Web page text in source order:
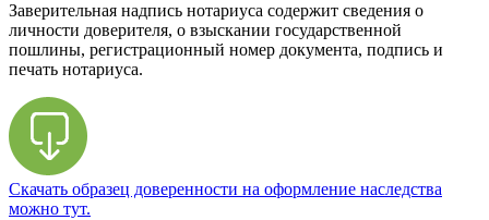
Заверительная надпись нотариуса содержит сведения о
личности доверителя, о взыскании государственной
пошлины, регистрационный номер документа, подпись и
печать нотариуса.
Скачать образец доверенности на оформление наследства
можно тут.